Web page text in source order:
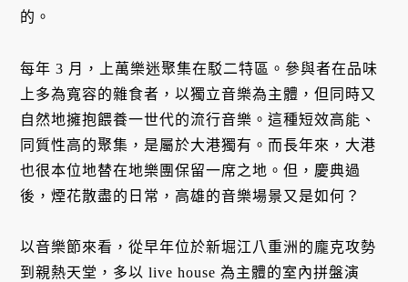
的。
每年 3 月，上萬樂迷聚集在駁二特區。參與者在品味
上多為寬容的雜食者，以獨立音樂為主體，但同時又
自然地擁抱餵養一世代的流行音樂。這種短效高能、
同質性高的聚集，是屬於大港獨有。而長年來，大港
也很本位地替在地樂團保留一席之地。但，慶典過
後，煙花散盡的日常，高雄的音樂場景又是如何？
以音樂節來看，從早年位於新堀江八重洲的龐克攻勢
到親熱天堂，多以 live house 為主體的室內拼盤演